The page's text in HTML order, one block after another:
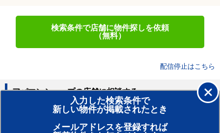
検索条件で店舗に物件探しを依頼
（無料）
配信停止はこちら
入力した検索条件で
新しい物件が掲載されたとき
メールアドレスを登録すれば
アパマンショップの店舗に相談する
賃貸のプロがお部屋探し！
おまかせ物件リクエスト